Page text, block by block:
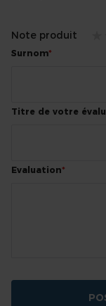
Note produit
Surnom
Titre de votre
Evaluation